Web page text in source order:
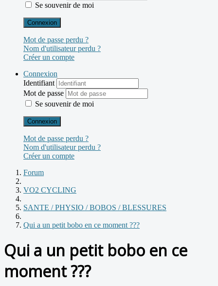
Se souvenir de moi
Connexion
Mot de passe perdu ?
Nom d'utilisateur perdu ?
Créer un compte
Connexion
Identifiant
Mot de passe
Se souvenir de moi
Connexion
Mot de passe perdu ?
Nom d'utilisateur perdu ?
Créer un compte
Forum
VO2 CYCLING
SANTE / PHYSIO / BOBOS / BLESSURES
Qui a un petit bobo en ce moment ???
Qui a un petit bobo en ce
moment ???